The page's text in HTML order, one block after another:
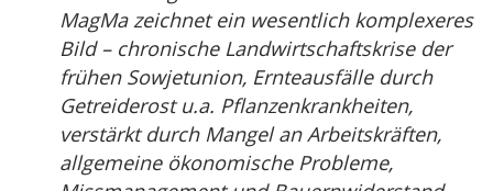
MagMa zeichnet ein wesentlich komplexeres
Bild – chronische Landwirtschaftskrise der
frühen Sowjetunion, Ernteausfälle durch
Getreiderost u.a. Pflanzenkrankheiten,
verstärkt durch Mangel an Arbeitskräften,
allgemeine ökonomische Probleme,